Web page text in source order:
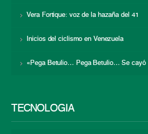
Vera Fortique: voz de la hazaña del 41
Inicios del ciclismo en Venezuela
«Pega Betulio… Pega Betulio… Se cayó
TECNOLOGÍA